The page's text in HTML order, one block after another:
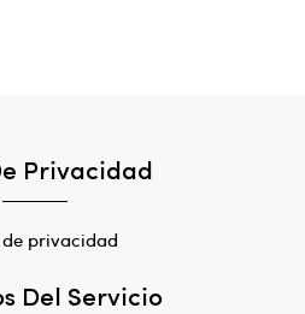
Privacidad
privacidad
Del Servicio